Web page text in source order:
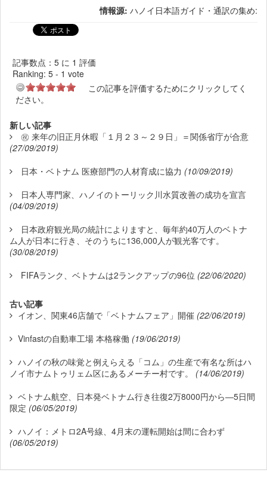
情報源: ハノイ日本語ガイド・通訳の集め:
記事数点：5 に 1 評価
Ranking: 5 - 1 vote
この記事を評価するためにクリックしてく
ださい。
新しい記事
㊗️ 来年の旧正月休暇「１月２３～２９日」＝関係省庁が合意
(27/09/2019)
日本・ベトナム 医療部門の人材育成に協力 (10/09/2019)
日本人専門家、ハノイのトーリック川水質改善の成功を宣言
(04/09/2019)
日本政府観光局の統計によりますと、毎年約40万人のベトナ
ム人が日本に行き、そのうちに136,000人が観光客です。
(30/08/2019)
FIFAランク、ベトナムは2ランクアップの96位 (22/06/2020)
古い記事
イオン、関東46店舗で「ベトナムフェア」開催 (22/06/2019)
Vinfastの自動車工場 本格稼働 (19/06/2019)
ハノイの秋の味覚と例えらえる「コム」の生産で有名な所はハ
ノイ市ナムトゥリェム区にあるメーチー村です。
(14/06/2019)
ベトナム航空、日本発ベトナム行き往復2万8000円から―5日間
限定 (06/05/2019)
ハノイ：メトロ2A号線、4月末の運転開始は間に合わず
(06/05/2019)